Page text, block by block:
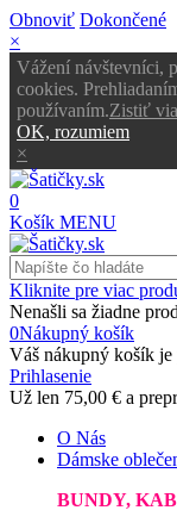
Obnoviť Dokončené
×
Vážení návštevníci,
cookies.
používaním.Zistiť
OK, rozumiem
×
0
Košík MENU
Kliknite pre viac
Nenašli sa žiadne
0Nákupný košík
Váš nákupný košík je
Prihlasenie
Už len 75,00 € a
O Nás
Dámske
BUNDY,